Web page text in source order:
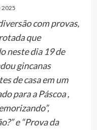
2025
com provas,
que
neste dia 19 de
gincanas
de casa em um
para a Páscoa ,
e “Prova da